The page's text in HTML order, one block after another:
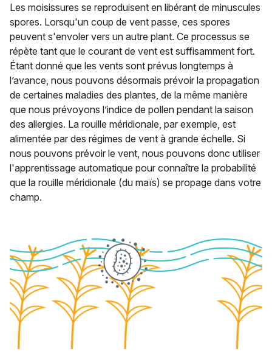
Les moisissures se reproduisent en libérant de minuscules
spores. Lorsqu'un coup de vent passe, ces spores
peuvent s'envoler vers un autre plant. Ce processus se
répète tant que le courant de vent est suffisamment fort.
Étant donné que les vents sont prévus longtemps à
l’avance, nous pouvons désormais prévoir la propagation
de certaines maladies des plantes, de la même manière
que nous prévoyons l’indice de pollen pendant la saison
des allergies. La rouille méridionale, par exemple, est
alimentée par des régimes de vent à grande échelle. Si
nous pouvons prévoir le vent, nous pouvons donc utiliser
l'apprentissage automatique pour connaître la probabilité
que la rouille méridionale (du maïs) se propage dans votre
champ.